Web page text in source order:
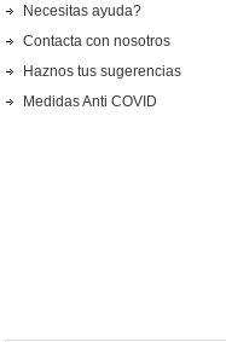
Necesitas ayuda?
Contacta con nosotros
Haznos tus sugerencias
Medidas Anti COVID